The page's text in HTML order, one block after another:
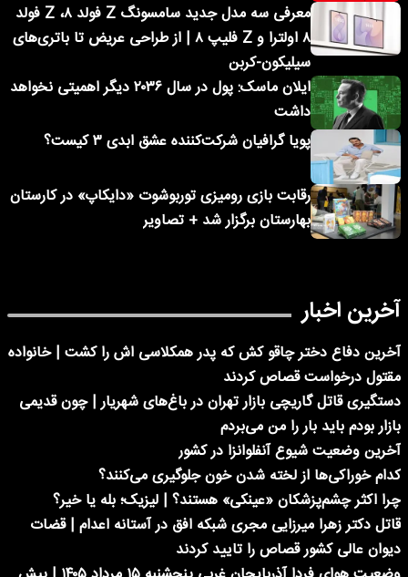
معرفی سه مدل جدید سامسونگ Z فولد ۸، Z فولد
۸ اولترا و Z فلیپ ۸ | از طراحی عریض تا باتری‌های
سیلیکون-کربن
ایلان ماسک: پول در سال ۲۰۳۶ دیگر اهمیتی نخواهد
داشت
پویا گرافیان شرکت‌کننده عشق ابدی ۳ کیست؟
رقابت بازی رومیزی توربوشوت «دایکاپ» در کارستان
بهارستان برگزار شد + تصاویر
آخرین اخبار
آخرین دفاع دختر چاقو کش که پدر همکلاسی اش را کشت | خانواده
مقتول درخواست قصاص کردند
دستگیری قاتل گاریچی بازار تهران در باغ‌های شهریار | چون قدیمی
بازار بودم باید بار را من می‌بردم
آخرین وضعیت شیوع آنفلوانزا در کشور
کدام خوراکی‌ها از لخته شدن خون جلوگیری می‌کنند؟
چرا اکثر چشم‌پزشکان «عینکی» هستند؟ | لیزیک؛ بله یا خیر؟
قاتل دکتر زهرا میرزایی مجری شبکه افق در آستانه اعدام | قضات
دیوان عالی کشور قصاص را تایید کردند